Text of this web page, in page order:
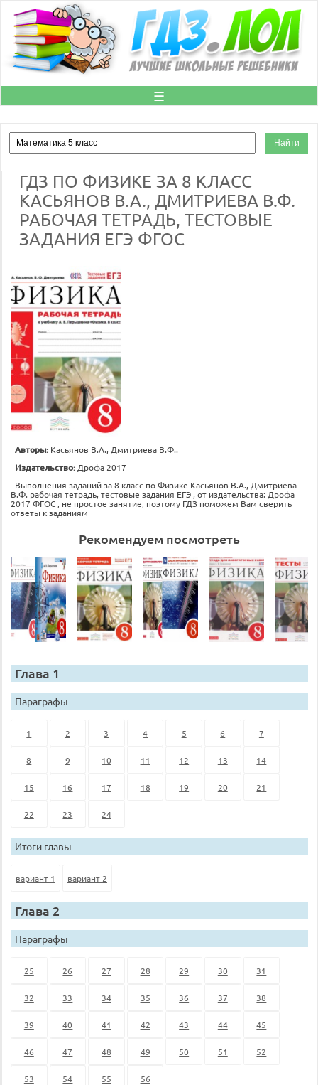
☰
ГДЗ ПО ФИЗИКЕ ЗА 8 КЛАСС
КАСЬЯНОВ В.А., ДМИТРИЕВА В.Ф.
РАБОЧАЯ ТЕТРАДЬ, ТЕСТОВЫЕ
ЗАДАНИЯ ЕГЭ ФГОС
Авторы: Касьянов В.А., Дмитриева В.Ф..
Издательство: Дрофа 2017
Выполнения заданий за 8 класс по Физике Касьянов В.А., Дмитриева
В.Ф. рабочая тетрадь, тестовые задания ЕГЭ , от издательства: Дрофа
2017 ФГОС , не простое занятие, поэтому ГДЗ поможем Вам сверить
ответы к заданиям
Рекомендуем посмотреть
Глава 1
Параграфы
1 2 3 4 5 6 7
8 9 10 11 12 13 14
15 16 17 18 19 20 21
22 23 24
Итоги главы
вариант 1 вариант 2
Глава 2
Параграфы
25 26 27 28 29 30 31
32 33 34 35 36 37 38
39 40 41 42 43 44 45
46 47 48 49 50 51 52
53 54 55 56